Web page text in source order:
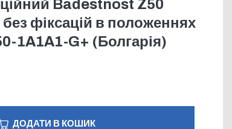
Badestnost Z50
фіксацій в положеннях
1A1A1-G+ (Болгарія)
ДОДАТИ В КОШИК